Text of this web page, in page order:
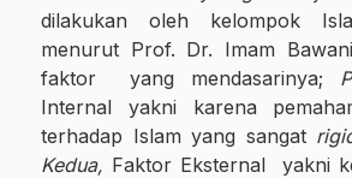
dilakukan oleh kelompok
menurut Prof. Dr. Imam
faktor
yang mendasarinya;
Internal yakni karena
terhadap Islam yang sangat
Kedua, Faktor Eksternal
yakni